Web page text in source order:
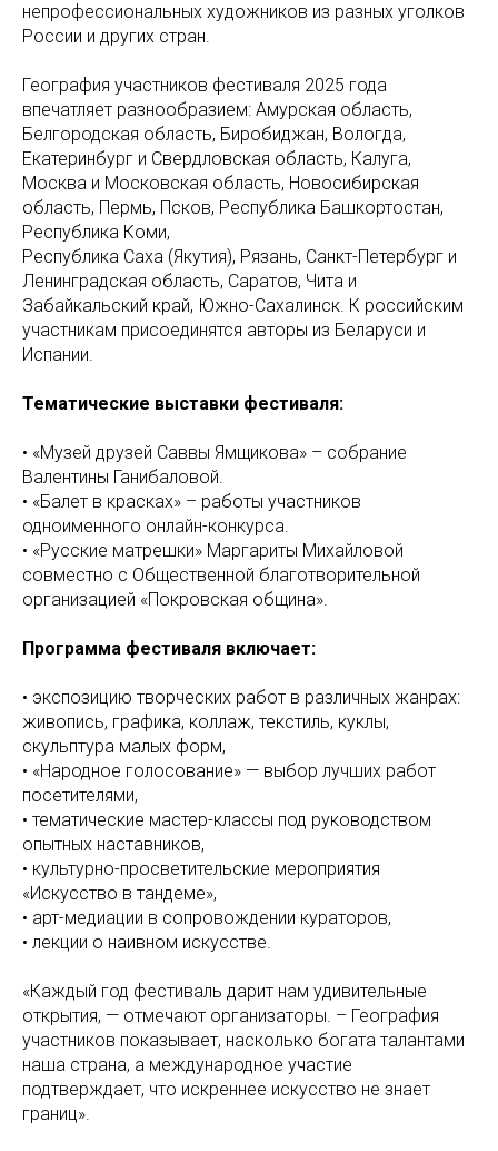
непрофессиональных художников из разных уголков
России и других стран.
География участников фестиваля 2025 года
впечатляет разнообразием: Амурская область,
Белгородская область, Биробиджан, Вологда,
Екатеринбург и Свердловская область, Калуга,
Москва и Московская область, Новосибирская
область, Пермь, Псков, Республика Башкортостан,
Республика Коми,
Республика Саха (Якутия), Рязань, Санкт-Петербург и
Ленинградская область, Саратов, Чита и
Забайкальский край, Южно-Сахалинск. К российским
участникам присоединятся авторы из Беларуси и
Испании.
Тематические выставки фестиваля:
• «Музей друзей Саввы Ямщикова» – собрание
Валентины Ганибаловой.
• «Балет в красках» – работы участников
одноименного онлайн-конкурса.
• «Русские матрешки» Маргариты Михайловой
совместно с Общественной благотворительной
организацией «Покровская община».
Программа фестиваля включает:
• экспозицию творческих работ в различных жанрах:
живопись, графика, коллаж, текстиль, куклы,
скульптура малых форм,
• «Народное голосование» — выбор лучших работ
посетителями,
• тематические мастер-классы под руководством
опытных наставников,
• культурно-просветительские мероприятия
«Искусство в тандеме»,
• арт-медиации в сопровождении кураторов,
• лекции о наивном искусстве.
«Каждый год фестиваль дарит нам удивительные
открытия, — отмечают организаторы. – География
участников показывает, насколько богата талантами
наша страна, а международное участие
подтверждает, что искреннее искусство не знает
границ».